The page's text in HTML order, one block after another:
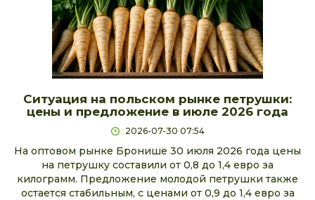
Ситуация на польском рынке петрушки:
цены и предложение в июле 2026 года
2026-07-30 07:54
На оптовом рынке Бронише 30 июля 2026 года цены
на петрушку составили от 0,8 до 1,4 евро за
килограмм. Предложение молодой петрушки также
остается стабильным, с ценами от 0,9 до 1,4 евро за